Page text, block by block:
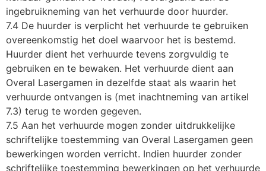
ingebruikneming van het verhuurde door huurder.
7.4 De huurder is verplicht het verhuurde te gebruiken
overeenkomstig het doel waarvoor het is bestemd.
Huurder dient het verhuurde tevens zorgvuldig te
gebruiken en te bewaken. Het verhuurde dient aan
Overal Lasergamen in dezelfde staat als waarin het
verhuurde ontvangen is (met inachtneming van artikel
7.3) terug te worden gegeven.
7.5 Aan het verhuurde mogen zonder uitdrukkelijke
schriftelijke toestemming van Overal Lasergamen geen
bewerkingen worden verricht. Indien huurder zonder
schriftelijke toestemming bewerkingen op het verhuurde